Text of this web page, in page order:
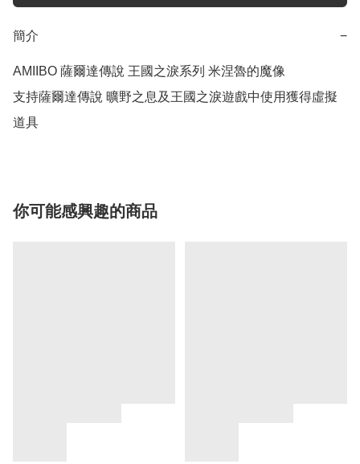
簡介 −
AMIIBO 薩爾達傳說 王國之淚系列 米涅魯的魔像
支持薩爾達傳說 曠野之息及王國之淚遊戲中使用獲得虛擬
道具
你可能感興趣的商品